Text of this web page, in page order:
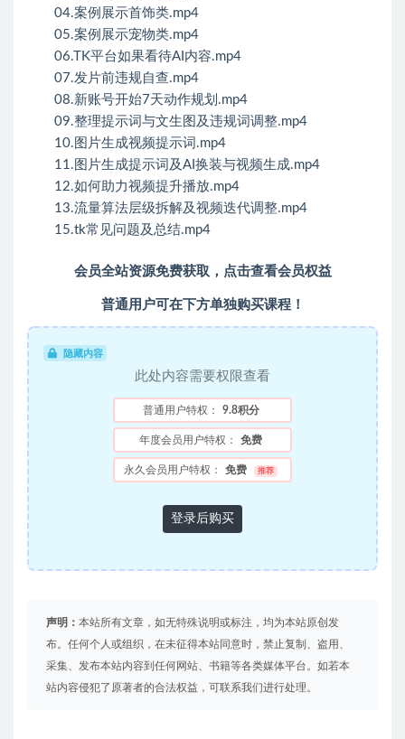
04.案例展示首饰类.mp4
05.案例展示宠物类.mp4
06.TK平台如果看待AI内容.mp4
07.发片前违规自查.mp4
08.新账号开始7天动作规划.mp4
09.整理提示词与文生图及违规词调整.mp4
10.图片生成视频提示词.mp4
11.图片生成提示词及AI换装与视频生成.mp4
12.如何助力视频提升播放.mp4
13.流量算法层级拆解及视频迭代调整.mp4
15.tk常见问题及总结.mp4
会员全站资源免费获取，点击查看会员权益
普通用户可在下方单独购买课程！
隐藏内容
此处内容需要权限查看
普通用户特权： 9.8积分
年度会员用户特权： 免费
永久会员用户特权： 免费 推荐
登录后购买
声明： 本站所有文章，如无特殊说明或标注，均为本站原创发
布。任何个人或组织，在未征得本站同意时，禁止复制、盗用、
采集、发布本站内容到任何网站、书籍等各类媒体平台。如若本
站内容侵犯了原著者的合法权益，可联系我们进行处理。